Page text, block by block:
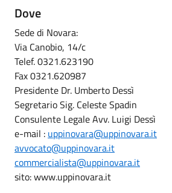
Dove
Sede di Novara:
Via Canobio, 14/c
Telef. 0321.623190
Fax 0321.620987
Presidente Dr. Umberto Dessì
Segretario Sig. Celeste Spadin
Consulente Legale Avv. Luigi Dessì
e-mail : uppinovara@uppinovara.it
avvocato@uppinovara.it
commercialista@uppinovara.it
sito: www.uppinovara.it